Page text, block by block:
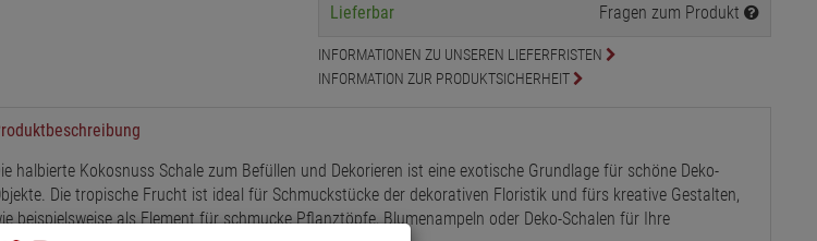
Lieferbar
Fragen zum Produkt
INFORMATIONEN ZU UNSEREN LIEFERFRISTEN
INFORMATION ZUR PRODUKTSICHERHEIT
halbierte Kokosnuss Schale zum Befüllen und Dekorieren ist eine exotische Grundlage für schöne Deko-
Die tropische Frucht ist ideal für Schmuckstücke der dekorativen Floristik und fürs kreative Gestalten,
beispielsweise als Element für schmucke Pflanztöpfe, Blumenampeln oder Deko-Schalen für Ihre